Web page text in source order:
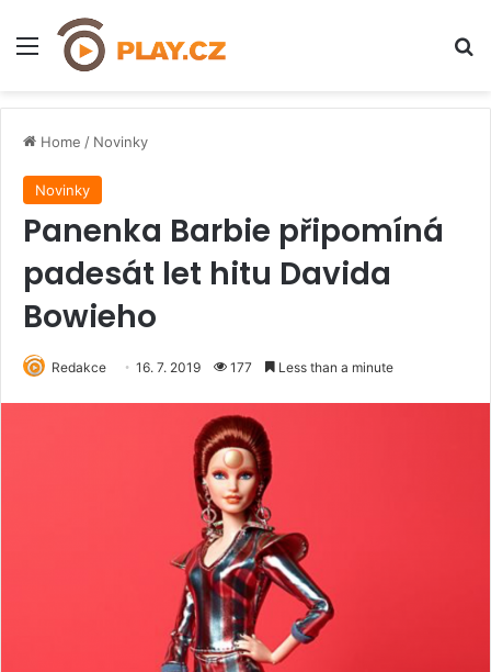
Menu
Home / Novinky
Novinky
Panenka Barbie připomíná
padesát let hitu Davida
Bowieho
Redakce 16. 7. 2019 177 Less than a minute